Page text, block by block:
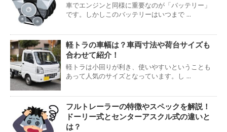
車でエンジンと同様に重要なのが「バッテリー」
です。しかしこのバッテリーはいつまで ...
軽トラの車幅は？車両寸法や荷台サイズも
合わせて紹介！
軽トラは小回りが利き、使いやすいということも
あって人気のサイズとなっています。し ...
フルトレーラーの特徴やスペックを解説！
ドーリー式とセンターアスクル式の違いと
は？